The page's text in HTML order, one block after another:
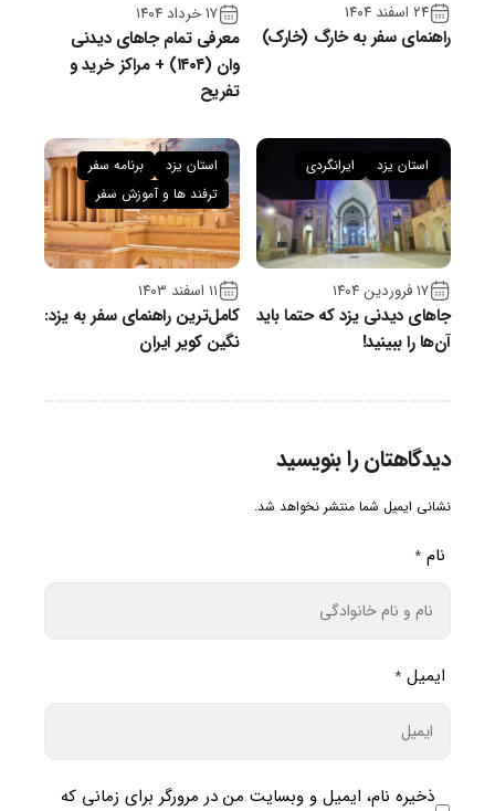
۲۴ اسفند ۱۴۰۴
راهنمای سفر به خارگ (خارک)
۱۷ خرداد ۱۴۰۴
معرفی تمام جاهای دیدنی
وان (۱۴۰۴) + مراکز خرید و
تفریح
۱۷ فروردین ۱۴۰۴
جاهای دیدنی یزد که حتما باید
آن‌ها را ببینید!
استان یزد ایرانگردی
۱۱ اسفند ۱۴۰۳
کامل‌ترین راهنمای سفر به یزد:
نگین کویر ایران
استان یزد
برنامه سفر
ترفند ها و آموزش سفر
دیدگاهتان را بنویسید
نشانی ایمیل شما منتشر نخواهد شد.
نام *
ایمیل *
ذخیره نام، ایمیل و وبسایت من در مرورگر برای زمانی که